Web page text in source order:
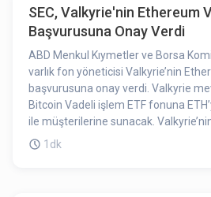
SEC, Valkyrie'nin Ethereum
Başvurusuna Onay Verdi
ABD Menkul Kıymetler ve Borsa
varlık fon yöneticisi Valkyrie’nin
başvurusuna onay verdi. Valkyrie
Bitcoin Vadeli işlem ETF fonuna
ile müşterilerine sunacak.
fonunu bugün itibarıyla işleme
1dk